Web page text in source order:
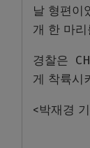
날 형편이
개 한 마
경찰은
게 착륙시
<박재경